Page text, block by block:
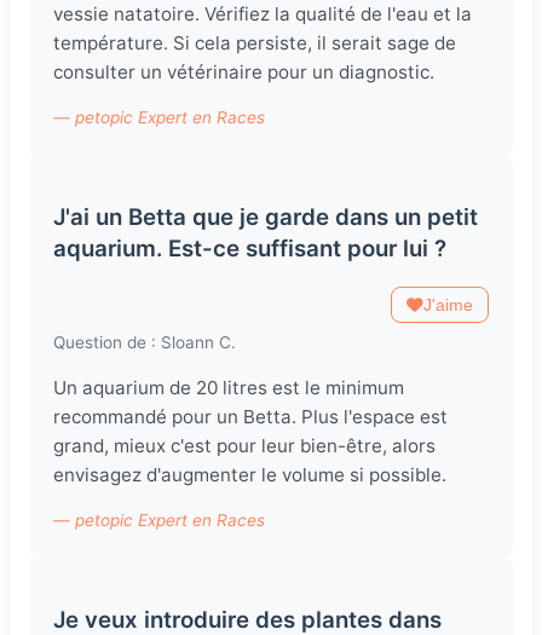
vessie natatoire. Vérifiez la qualité de l'eau et la
température. Si cela persiste, il serait sage de
consulter un vétérinaire pour un diagnostic.
— petopic Expert en Races
J'ai un Betta que je garde dans un petit
aquarium. Est-ce suffisant pour lui ?
J'aime
Question de : Sloann C.
Un aquarium de 20 litres est le minimum
recommandé pour un Betta. Plus l'espace est
grand, mieux c'est pour leur bien-être, alors
envisagez d'augmenter le volume si possible.
— petopic Expert en Races
Je veux introduire des plantes dans